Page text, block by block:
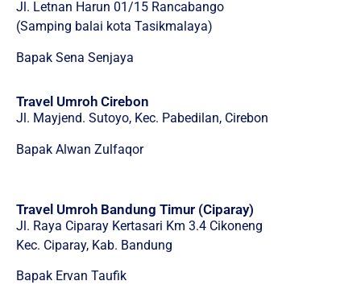
Jl. Letnan Harun 01/15 Rancabango
(Samping balai kota Tasikmalaya)
Bapak Sena Senjaya
Travel Umroh Cirebon
Jl. Mayjend. Sutoyo, Kec. Pabedilan, Cirebon
Bapak Alwan Zulfaqor
Travel Umroh Bandung Timur (Ciparay)
Jl. Raya Ciparay Kertasari Km 3.4 Cikoneng
Kec. Ciparay, Kab. Bandung
Bapak Ervan Taufik